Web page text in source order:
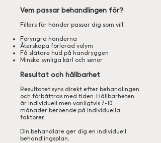
Vem passar behandlingen för?
Fillers för händer passar dig som vill:
Föryngra händerna
Återskapa förlorad volym
Få slätare hud på handryggen
Minska synliga kärl och senor
Resultat och hållbarhet
Resultatet syns direkt efter behandlingen
och förbättras med tiden. Hållbarheten
är individuell men vanligtvis 7-10
månader beroende på individuella
faktorer.
Din behandlare ger dig en individuell
behandlingsplan.